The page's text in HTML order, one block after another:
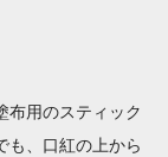
布用のスティック
も、口紅の上から